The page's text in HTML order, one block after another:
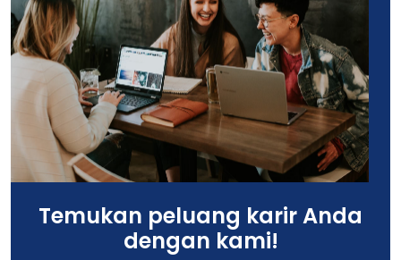
Temukan peluang karir Anda
dengan kami!